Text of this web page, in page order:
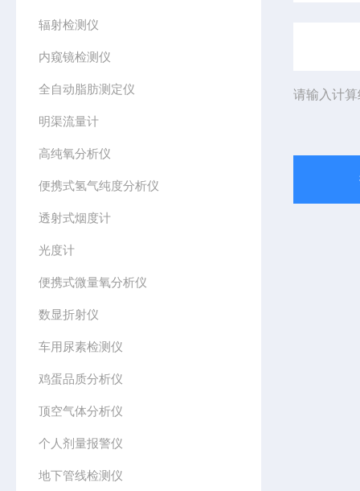
辐射检测仪
内窥镜检测仪
全自动脂肪测定仪
明渠流量计
高纯氧分析仪
便携式氢气纯度分析仪
透射式烟度计
光度计
便携式微量氧分析仪
数显折射仪
车用尿素检测仪
鸡蛋品质分析仪
顶空气体分析仪
个人剂量报警仪
地下管线检测仪
请输入计